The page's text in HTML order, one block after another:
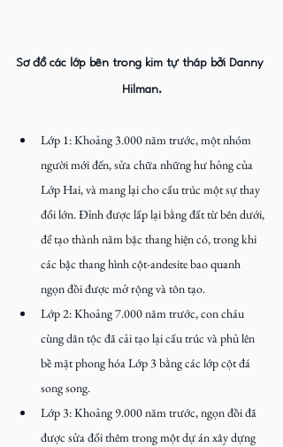
Sơ đồ các lớp bên trong kim tự tháp bởi Danny
Hilman.
Lớp 1: Khoảng 3.000 năm trước, một nhóm
người mới đến, sửa chữa những hư hỏng của
Lớp Hai, và mang lại cho cấu trúc một sự thay
đổi lớn. Đỉnh được lấp lại bằng đất từ bên dưới,
để tạo thành năm bậc thang hiện có, trong khi
các bậc thang hình cột-andesite bao quanh
ngọn đồi được mở rộng và tôn tạo.
Lớp 2: Khoảng 7.000 năm trước, con cháu
cùng dân tộc đã cải tạo lại cấu trúc và phủ lên
bề mặt phong hóa Lớp 3 bằng các lớp cột đá
song song.
Lớp 3: Khoảng 9.000 năm trước, ngọn đồi đã
được sửa đổi thêm trong một dự án xây dựng